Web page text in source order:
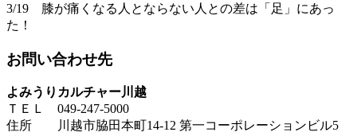
3/19 膝が痛くなる人とならない人との差は「足」にあっ
た！
お問い合わせ先
よみうりカルチャー川越
ＴＥＬ 049-247-5000
住所 川越市脇田本町14-12 第一コーポレーションビル5